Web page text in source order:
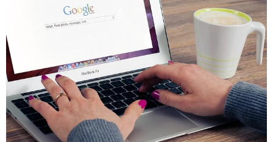
い
2.
泣か
ない
ため
にし